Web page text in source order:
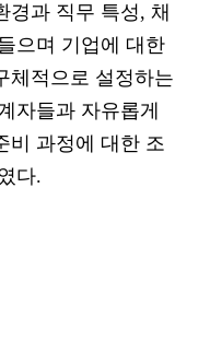
경과 직무 특성, 채
으며 기업에 대한
체적으로 설정하는
자들과 자유롭게
비 과정에 대한 조
다.